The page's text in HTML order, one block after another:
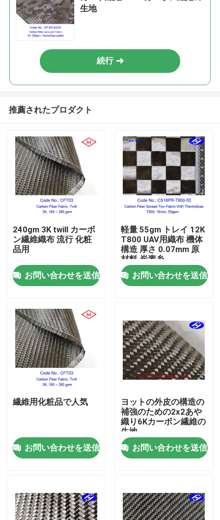
ホーム
製品
企業情報
会社案内
ニュース
カーボンアラミドの生地
生地
続行
推薦されたプロダクト
240gm 3K twill カーボ
ン繊維織布 流行 化粧
品用
お問い合わせを送信
軽量 55gm トレイ 12K
T800 UAV用織布 機体
構造 厚さ 0.07mm 原
材料 炭素糸
お問い合わせを送信
繊維用化粧品で人気
お問い合わせを送信
ヨットの外皮の構造の
補強のための2x2あや
織り6Kカーボン繊維の
生地
お問い合わせを送信